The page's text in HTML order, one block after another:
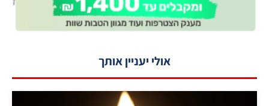
אולי יעניין אותך